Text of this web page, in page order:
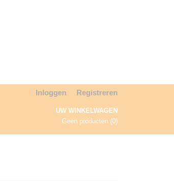
Inloggen Registreren
UW WINKELWAGEN
Geen producten (0)